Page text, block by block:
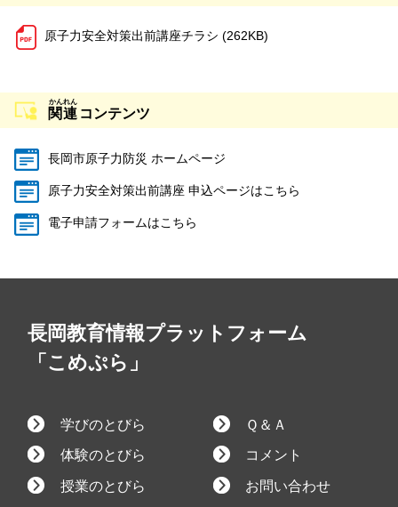
原子力安全対策出前講座チラシ (262KB)
関連 コンテンツ
長岡市原子力防災 ホームページ
原子力安全対策出前講座 申込ページはこちら
電子申請フォームはこちら
長岡教育情報プラットフォーム
「こめぷら」
学びのとびら
体験のとびら
授業のとびら
Ｑ＆Ａ
コメント
お問い合わせ